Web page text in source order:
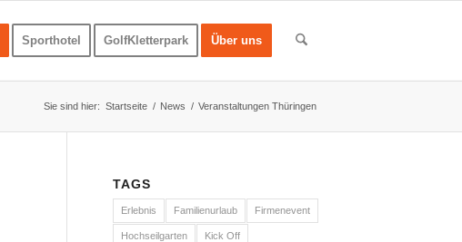
Sporthotel GolfKletterpark Über uns
Sie sind hier: Startseite / News / Veranstaltungen Thüringen
TAGS
Erlebnis Familienurlaub Firmenevent
Hochseilgarten Kick Off